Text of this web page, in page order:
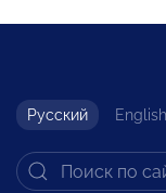
Русский English